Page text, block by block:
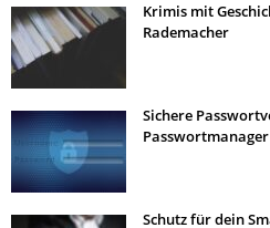
Krimis mit
Rademacher
Sichere
Schutz für dein